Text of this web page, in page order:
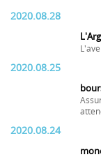
2020.08.28
2020.08.25
2020.08.24